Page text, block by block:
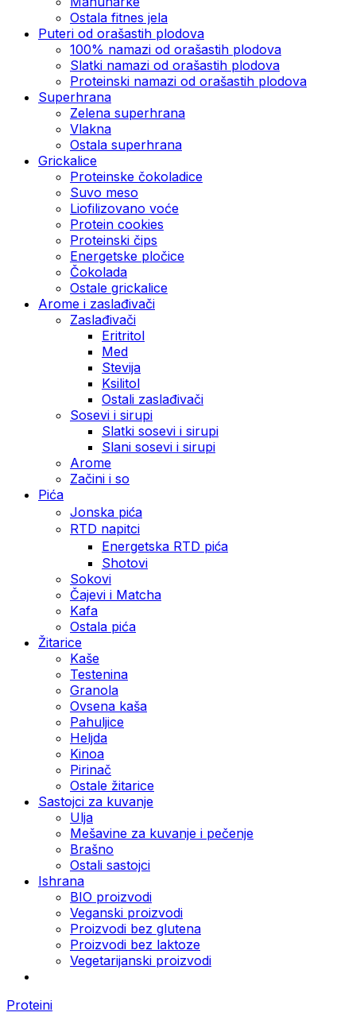
Ostala fitnes jela
Puteri od orašastih plodova
100% namazi od orašastih plodova
Slatki namazi od orašastih plodova
Proteinski namazi od orašastih plodova
Superhrana
Zelena superhrana
Vlakna
Ostala superhrana
Grickalice
Proteinske čokoladice
Suvo meso
Liofilizovano voće
Protein cookies
Proteinski čips
Energetske pločice
Čokolada
Ostale grickalice
Arome i zaslađivači
Zaslađivači
Eritritol
Med
Stevija
Ksilitol
Ostali zaslađivači
Sosevi i sirupi
Slatki sosevi i sirupi
Slani sosevi i sirupi
Arome
Začini i so
Pića
Jonska pića
RTD napitci
Energetska RTD pića
Shotovi
Sokovi
Čajevi i Matcha
Kafa
Ostala pića
Žitarice
Kaše
Testenina
Granola
Ovsena kaša
Pahuljice
Heljda
Kinoa
Pirinač
Ostale žitarice
Sastojci za kuvanje
Ulja
Mešavine za kuvanje i pečenje
Brašno
Ostali sastojci
Ishrana
BIO proizvodi
Veganski proizvodi
Proizvodi bez glutena
Proizvodi bez laktoze
Vegetarijanski proizvodi
Proteini